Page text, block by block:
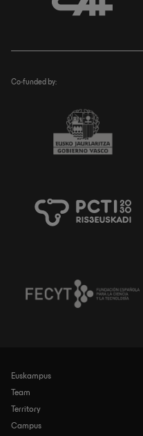
Co-funded by:
Navegación
principal
Euskampus
Team
Territory
Campus